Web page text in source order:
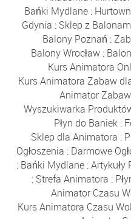
Bańki Mydlane :
Gdynia : Sklep z
Balony Poznań :
Balony Wrocław :
Kurs Animatora
Kurs Animatora Zabaw
Animator
Wyszukiwarka
Płyn do Baniek:
Sklep dla Animatora :
Ogłoszenia : Darmowe
: Bańki Mydlane :Artykuły
: Strefa Animatora :
Animator Czasu
Kurs Animatora Czasu